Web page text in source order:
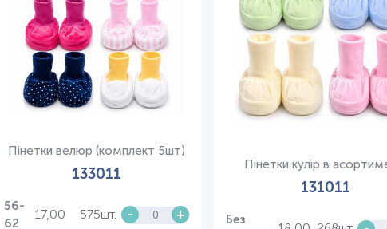
Пінетки велюр (комплект 5шт)
133011
56-
62
17,00 575шт. - +
Пінетки кулір в
131011
Без